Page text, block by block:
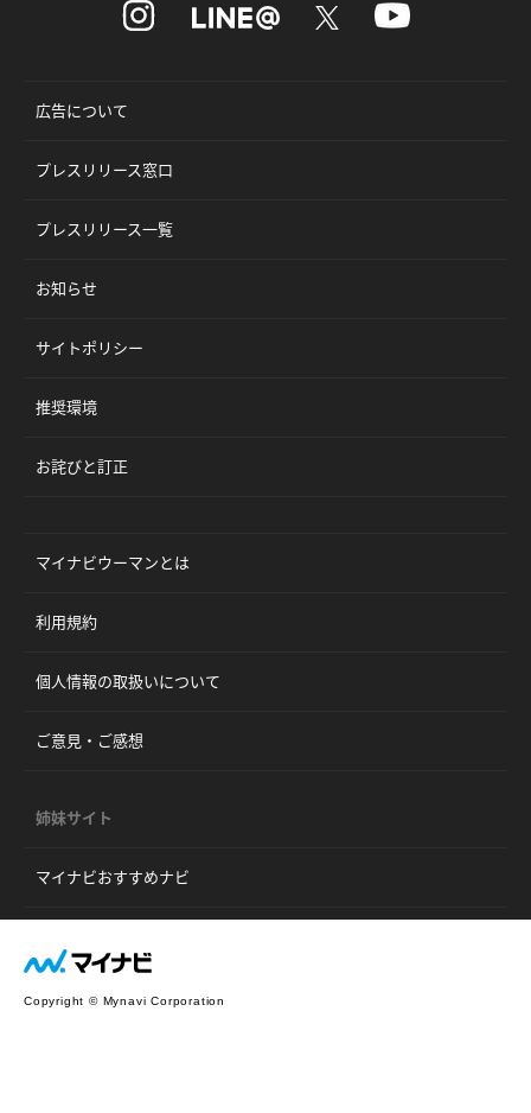
広告について
プレスリリース窓口
プレスリリース一覧
お知らせ
サイトポリシー
推奨環境
お詫びと訂正
マイナビウーマンとは
利用規約
個人情報の取扱いについて
ご意見・ご感想
姉妹サイト
マイナビおすすめナビ
Copyright © Mynavi Corporation